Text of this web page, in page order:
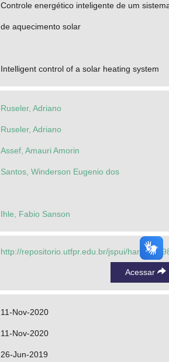
Controle energético inteligente de um
de aquecimento solar
Intelligent control of a solar heating system
Ruseler, Adriano
Ruseler, Adriano
Assef, Amauri Amorin
Santos, Winderson Eugenio dos
Ihle, Fabio Sanson
http://repositorio.utfpr.edu.br/jspui/handle/1/
Acessar
11-Nov-2020
11-Nov-2020
26-Jun-2019